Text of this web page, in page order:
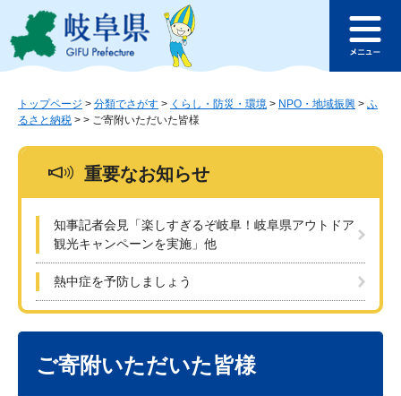
ジ
ュ
このページの本文へ
ュ
トップページ > 分類でさがす > くらし・防災・環境 > NPO・地域振興 > ふ
るさと納税 > > ご寄附いただいた皆様
重要なお知らせ
知事記者会見「楽しすぎるぞ岐阜！岐阜県アウトドア
観光キャンペーンを実施」他
熱中症を予防しましょう
ご寄附いただいた皆様